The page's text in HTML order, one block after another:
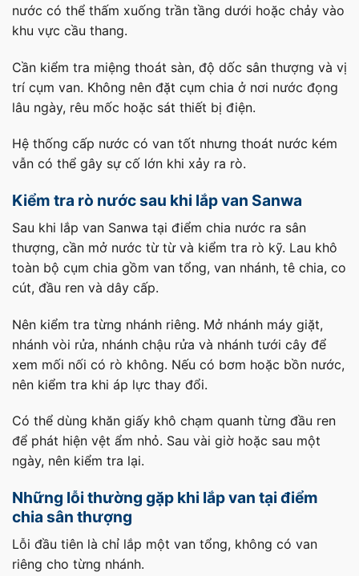
nước có thể thấm xuống trần tầng dưới hoặc chảy vào
khu vực cầu thang.
Cần kiểm tra miệng thoát sàn, độ dốc sân thượng và vị
trí cụm van. Không nên đặt cụm chia ở nơi nước đọng
lâu ngày, rêu mốc hoặc sát thiết bị điện.
Hệ thống cấp nước có van tốt nhưng thoát nước kém
vẫn có thể gây sự cố lớn khi xảy ra rò.
Kiểm tra rò nước sau khi lắp van Sanwa
Sau khi lắp van Sanwa tại điểm chia nước ra sân
thượng, cần mở nước từ từ và kiểm tra rò kỹ. Lau khô
toàn bộ cụm chia gồm van tổng, van nhánh, tê chia, co
cút, đầu ren và dây cấp.
Nên kiểm tra từng nhánh riêng. Mở nhánh máy giặt,
nhánh vòi rửa, nhánh chậu rửa và nhánh tưới cây để
xem mối nối có rò không. Nếu có bơm hoặc bồn nước,
nên kiểm tra khi áp lực thay đổi.
Có thể dùng khăn giấy khô chạm quanh từng đầu ren
để phát hiện vệt ẩm nhỏ. Sau vài giờ hoặc sau một
ngày, nên kiểm tra lại.
Những lỗi thường gặp khi lắp van tại điểm
chia sân thượng
Lỗi đầu tiên là chỉ lắp một van tổng, không có van
riêng cho từng nhánh.